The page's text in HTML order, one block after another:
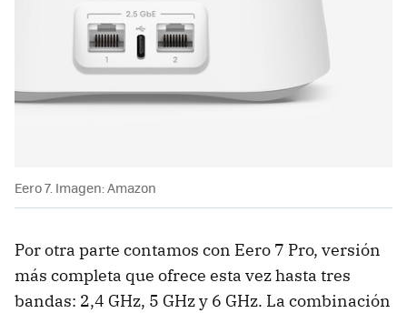
Eero 7. Imagen: Amazon
Por otra parte contamos con Eero 7 Pro, versión
más completa que ofrece esta vez hasta tres
bandas: 2,4 GHz, 5 GHz y 6 GHz. La combinación